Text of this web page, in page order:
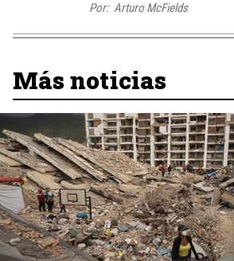
Por: Arturo McFields
Más noticias